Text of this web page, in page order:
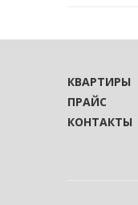
КВАРТИРЫ
ПРАЙС
КОНТАКТЫ